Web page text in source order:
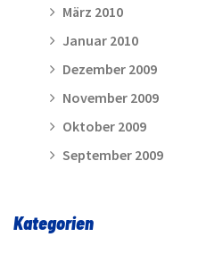
März 2010
Januar 2010
Dezember 2009
November 2009
Oktober 2009
September 2009
Kategorien